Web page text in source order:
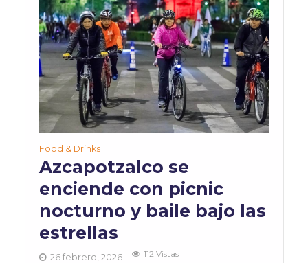
Food & Drinks
Azcapotzalco se
enciende con picnic
nocturno y baile bajo las
estrellas
26 febrero, 2026
112 Vistas